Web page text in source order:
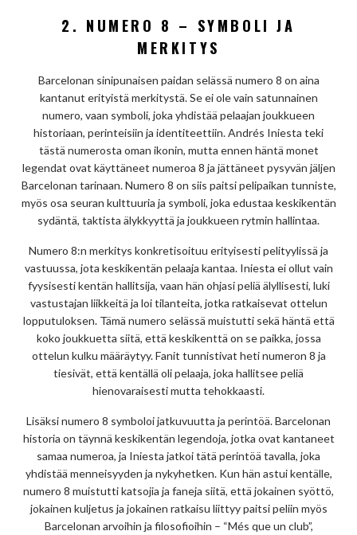
2. NUMERO 8 – SYMBOLI JA
MERKITYS
Barcelonan sinipunaisen paidan selässä numero 8 on aina
kantanut erityistä merkitystä. Se ei ole vain satunnainen
numero, vaan symboli, joka yhdistää pelaajan joukkueen
historiaan, perinteisiin ja identiteettiin. Andrés Iniesta teki
tästä numerosta oman ikonin, mutta ennen häntä monet
legendat ovat käyttäneet numeroa 8 ja jättäneet pysyvän jäljen
Barcelonan tarinaan. Numero 8 on siis paitsi pelipaikan tunniste,
myös osa seuran kulttuuria ja symboli, joka edustaa keskikentän
sydäntä, taktista älykkyyttä ja joukkueen rytmin hallintaa.
Numero 8:n merkitys konkretisoituu erityisesti pelityylissä ja
vastuussa, jota keskikentän pelaaja kantaa. Iniesta ei ollut vain
fyysisesti kentän hallitsija, vaan hän ohjasi peliä älyllisesti, luki
vastustajan liikkeitä ja loi tilanteita, jotka ratkaisevat ottelun
lopputuloksen. Tämä numero selässä muistutti sekä häntä että
koko joukkuetta siitä, että keskikenttä on se paikka, jossa
ottelun kulku määräytyy. Fanit tunnistivat heti numeron 8 ja
tiesivät, että kentällä oli pelaaja, joka hallitsee peliä
hienovaraisesti mutta tehokkaasti.
Lisäksi numero 8 symboloi jatkuvuutta ja perintöä. Barcelonan
historia on täynnä keskikentän legendoja, jotka ovat kantaneet
samaa numeroa, ja Iniesta jatkoi tätä perintöä tavalla, joka
yhdistää menneisyyden ja nykyhetken. Kun hän astui kentälle,
numero 8 muistutti katsojia ja faneja siitä, että jokainen syöttö,
jokainen kuljetus ja jokainen ratkaisu liittyy paitsi peliin myös
Barcelonan arvoihin ja filosofioihin – “Més que un club”,